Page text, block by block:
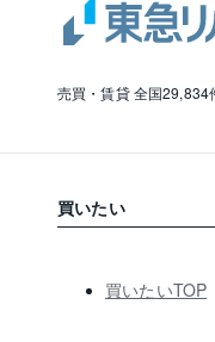
売買・賃貸 全国29,834
買いたい
買いたいTOP